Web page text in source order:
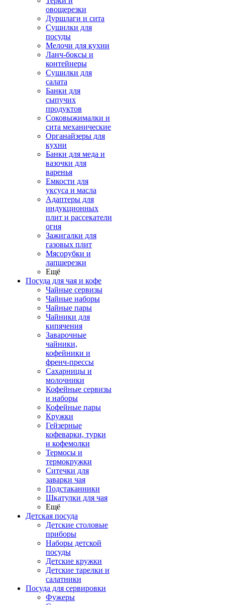
овощерезки
Дуршлаги и сита
Сушилки для
посуды
Мелочи для кухни
Ланч-боксы и
контейнеры
Сушилки для
салата
Банки для
сыпучих
продуктов
Соковыжималки и
сита механические
Органайзеры для
кухни
Банки для меда и
вазочки для
варенья
Емкости для
уксуса и масла
Адаптеры для
индукционных
плит и рассекатели
огня
Зажигалки для
газовых плит
Мясорубки и
лапшерезки
Ещё
Посуда для чая и кофе
Чайные сервизы
Чайные наборы
Чайные пары
Чайники для
кипячения
Заварочные
чайники,
кофейники и
френч-прессы
Сахарницы и
молочники
Кофейные сервизы
и наборы
Кофейные пары
Кружки
Гейзерные
кофеварки, турки
и кофемолки
Термосы и
термокружки
Ситечки для
заварки чая
Подстаканники
Шкатулки для чая
Ещё
Детская посуда
Детские столовые
приборы
Наборы детской
посуды
Детские кружки
Детские тарелки и
салатники
Посуда для сервировки
Фужеры